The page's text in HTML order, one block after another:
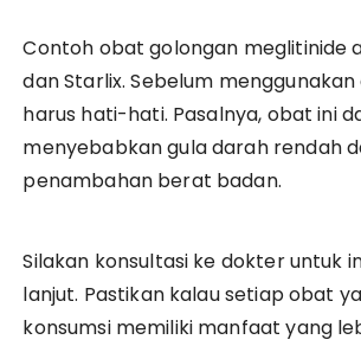
Contoh obat golongan meglitinide
dan Starlix. Sebelum
harus hati-hati. Pasalnya, obat ini
menyebabkan gula darah rendah
penambahan berat badan.
Silakan konsultasi ke dokter untuk
lanjut. Pastikan kalau setiap obat
konsumsi memiliki manfaat yang